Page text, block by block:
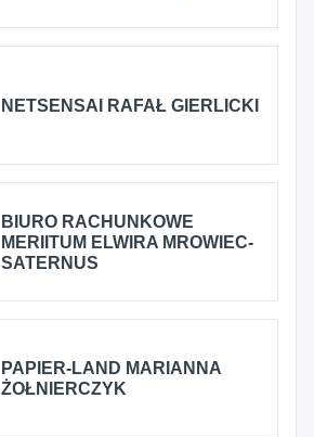
NETSENSAI RAFAŁ GIERLICKI
BIURO RACHUNKOWE
MERIITUM ELWIRA MROWIEC-
SATERNUS
PAPIER-LAND MARIANNA
ŻOŁNIERCZYK